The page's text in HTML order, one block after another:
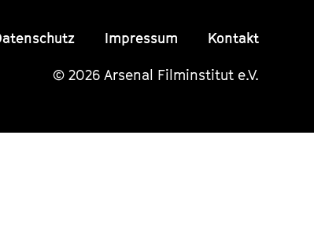
Impressum Kontakt
© 2026 Arsenal Filminstitut e.V.